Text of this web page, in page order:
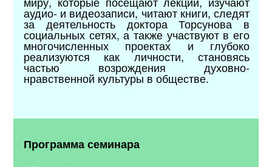
аудио- и видеозаписи, читают книги, следят
за деятельность доктора Торсунова в
социальных сетях, а также участвуют в его
многочисленных проектах и глубоко
реализуются как личности, становясь
частью возрождения духовно-
нравственной культуры в обществе.
Программа семинара